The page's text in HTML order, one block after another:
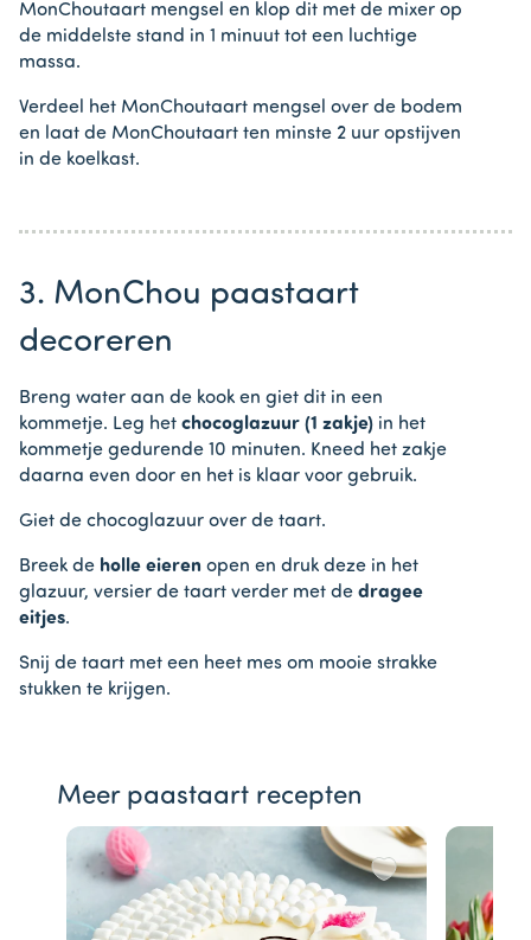
MonChoutaart mengsel en klop dit met de mixer op
de middelste stand in 1 minuut tot een luchtige
massa.
Verdeel het MonChoutaart mengsel over de bodem
en laat de MonChoutaart ten minste 2 uur opstijven
in de koelkast.
3. MonChou paastaart
decoreren
Breng water aan de kook en giet dit in een
kommetje. Leg het chocoglazuur (1 zakje) in het
kommetje gedurende 10 minuten. Kneed het zakje
daarna even door en het is klaar voor gebruik.
Giet de chocoglazuur over de taart.
Breek de holle eieren open en druk deze in het
glazuur, versier de taart verder met de dragee
eitjes.
Snij de taart met een heet mes om mooie strakke
stukken te krijgen.
Meer paastaart recepten